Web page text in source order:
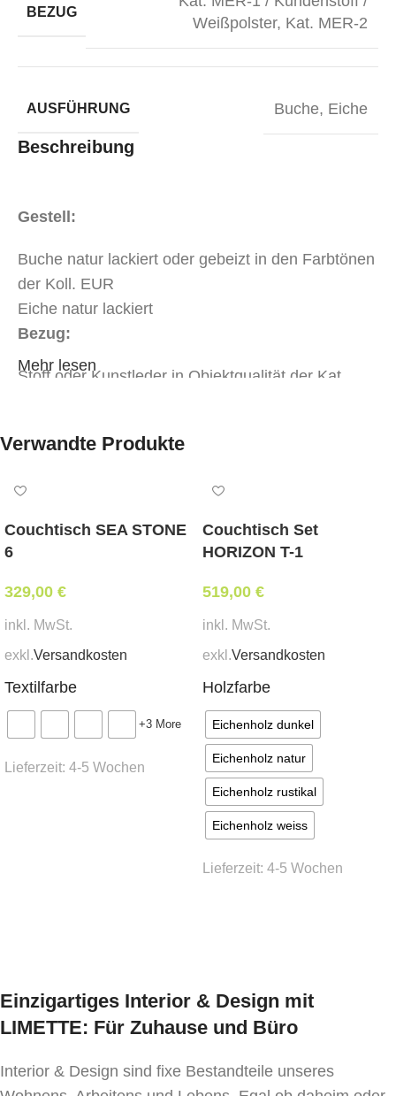
BEZUG
Weißpolster, Kat. MER-2
AUSFÜHRUNG Buche, Eiche
Beschreibung
Gestell:
Buche natur lackiert oder gebeizt in den Farbtönen
der Koll. EUR
Eiche natur lackiert
Bezug:
Stoff oder Kunstleder in Objektqualität der Kat.
MER-2
Weißpolsterung*
Gesamthöhe 89 cm
Mindestbestellmenge:
6 Stk.
* Preis ident wie Bezug Kat. MER-1
Mehr lesen
Verwandte Produkte
Couchtisch SEA STONE
6
329,00 €
inkl. MwSt.
exkl.Versandkosten
Textilfarbe
+3 More
Lieferzeit: 4-5 Wochen
Couchtisch Set
HORIZON T-1
519,00 €
inkl. MwSt.
exkl.Versandkosten
Holzfarbe
Eichenholz dunkel
Eichenholz natur
Eichenholz rustikal
Eichenholz weiss
Lieferzeit: 4-5 Wochen
Einzigartiges Interior & Design mit
LIMETTE: Für Zuhause und Büro
Interior & Design sind fixe Bestandteile unseres